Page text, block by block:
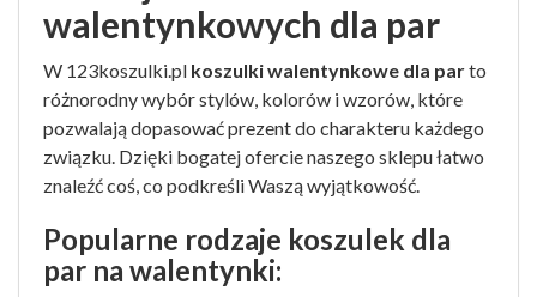
walentynkowych dla par
W 123koszulki.pl koszulki walentynkowe dla parto
różnorodny wybór stylów, kolorów i wzorów, które
pozwalają dopasować prezent do charakteru każdego
związku. Dzięki bogatej ofercie naszego sklepu łatwo
znaleźć coś, co podkreśli Waszą wyjątkowość.
Popularne rodzaje koszulek dla
par na walentynki: